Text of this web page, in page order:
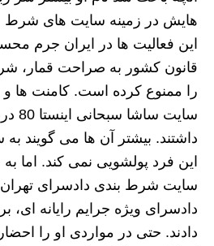
هایش در زمینه سایت های شرط
این فعالیت ها در ایران جرم
قانون کشور به صراحت قمار،
را ممنوع کرده است. کامنت ها
داشتند. بیشتر آن ها می گویند
این فرد پولشویی نمی کند. اما
سایت شرط بندی دادسرای
دادسرای ویژه جرایم رایانه ای،
دادند. حتی در مواردی او را